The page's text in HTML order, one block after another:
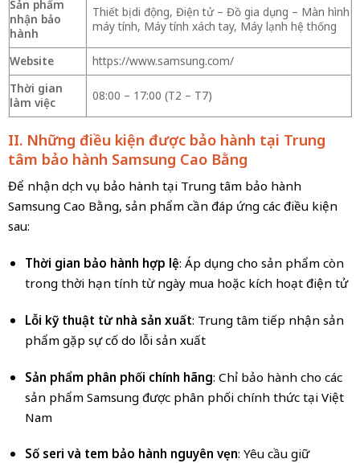
Sản phẩm
nhận bảo
hành
Thiết bị di động, Điện tử – Đồ gia dụng – Màn hình
máy tính, Máy tính xách tay, Máy lạnh hệ thống
Website
https://www.samsung.com/
Thời gian
làm việc
08:00 – 17:00 (T2 – T7)
II. Những điều kiện được bảo hành tại Trung
tâm bảo hành Samsung Cao Bằng
Để nhận dịch vụ bảo hành tại Trung tâm bảo hành
Samsung Cao Bằng, sản phẩm cần đáp ứng các điều kiện
sau:
Thời gian bảo hành hợp lệ: Áp dụng cho sản phẩm còn
trong thời hạn tính từ ngày mua hoặc kích hoạt điện tử
Lỗi kỹ thuật từ nhà sản xuất: Trung tâm tiếp nhận sản
phẩm gặp sự cố do lỗi sản xuất
Sản phẩm phân phối chính hãng: Chỉ bảo hành cho các
sản phẩm Samsung được phân phối chính thức tại Việt
Nam
Số seri và tem bảo hành nguyên vẹn: Yêu cầu giữ